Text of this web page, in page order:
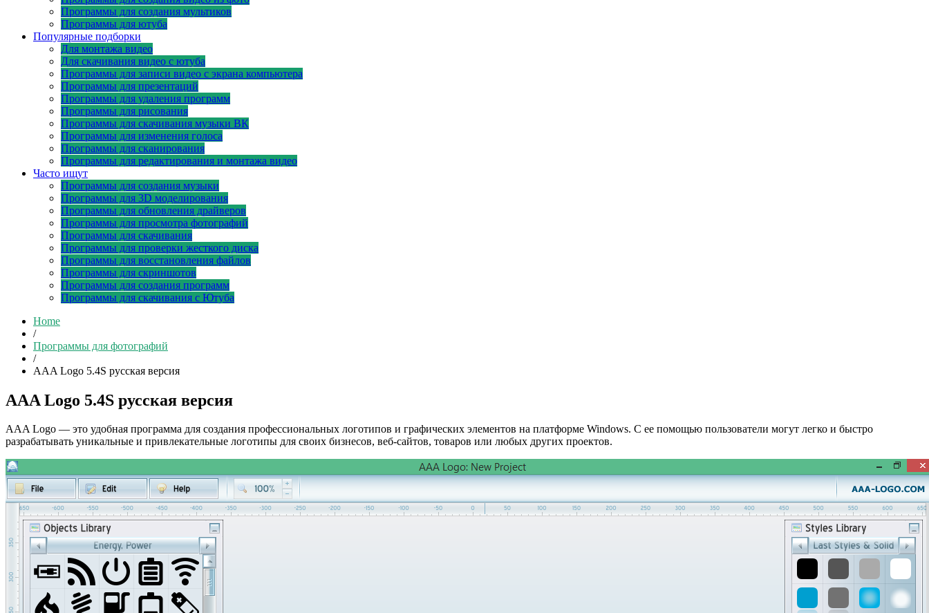
Программы для создания мультиков
Программы для ютуба
Популярные подборки
Для монтажа видео
Для скачивания видео с ютуба
Программы для записи видео с экрана компьютера
Программы для презентаций
Программы для удаления программ
Программы для рисования
Программы для скачивания музыки ВК
Программы для изменения голоса
Программы для сканирования
Программы для редактирования и монтажа видео
Часто ищут
Программы для создания музыки
Программы для 3D моделирования
Программы для обновления драйверов
Программы для просмотра фотографий
Программы для скачивания
Программы для проверки жесткого диска
Программы для восстановления файлов
Программы для скриншотов
Программы для создания программ
Программы для скачивания с Ютуба
Home
/
Программы для фотографий
/
AAA Logo 5.4S русская версия
AAA Logo 5.4S русская версия
AAA Logo — это удобная программа для создания профессиональных логотипов и графических элементов на платформе Windows. С ее помощью пользователи могут легко и быстро
разрабатывать уникальные и привлекательные логотипы для своих бизнесов, веб-сайтов, товаров или любых других проектов.